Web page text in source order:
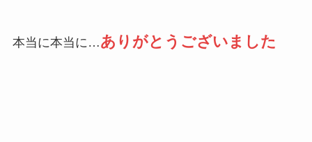
本当に本当に…ありがとうございました